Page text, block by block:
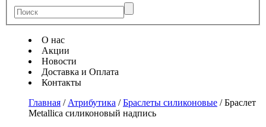
О нас
Акции
Новости
Доставка и Оплата
Контакты
Главная / Атрибутика /Браслеты силиконовые /Браслет
Metallica силиконовый надпись